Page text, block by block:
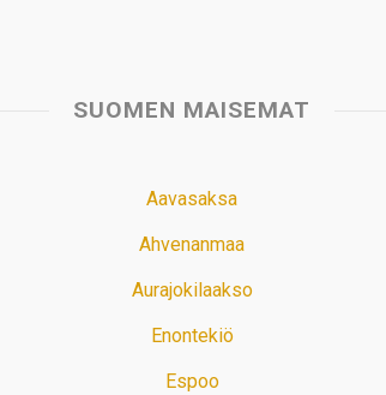
SUOMEN MAISEMAT
Aavasaksa
Ahvenanmaa
Aurajokilaakso
Enontekiö
Espoo